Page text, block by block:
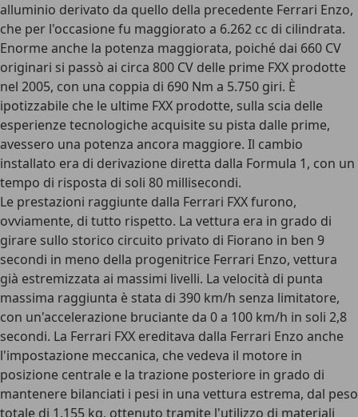
alluminio derivato da quello della precedente Ferrari Enzo,
che per l'occasione fu maggiorato a 6.262 cc di cilindrata.
Enorme anche la potenza maggiorata, poiché dai 660 CV
originari si passò ai circa 800 CV delle prime FXX prodotte
nel 2005, con una coppia di 690 Nm a 5.750 giri. È
ipotizzabile che le ultime FXX prodotte, sulla scia delle
esperienze tecnologiche acquisite su pista dalle prime,
avessero una potenza ancora maggiore. Il cambio
installato era di derivazione diretta dalla Formula 1, con un
tempo di risposta di soli 80 millisecondi.
Le prestazioni raggiunte dalla Ferrari FXX furono,
ovviamente, di tutto rispetto. La vettura era in grado di
girare sullo storico circuito privato di Fiorano in ben 9
secondi in meno della progenitrice Ferrari Enzo, vettura
già estremizzata ai massimi livelli. La velocità di punta
massima raggiunta è stata di 390 km/h senza limitatore,
con un'accelerazione bruciante da 0 a 100 km/h in soli 2,8
secondi. La Ferrari FXX ereditava dalla Ferrari Enzo anche
l'impostazione meccanica, che vedeva il motore in
posizione centrale e la trazione posteriore in grado di
mantenere bilanciati i pesi in una vettura estrema, dal peso
totale di 1.155 kg, ottenuto tramite l'utilizzo di materiali